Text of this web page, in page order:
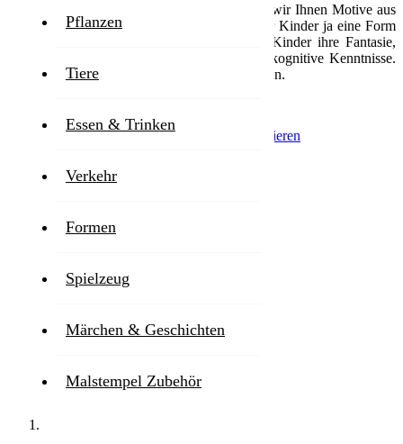
Pflanzen
Tiere
Essen & Trinken
Verkehr
Formen
Spielzeug
Märchen & Geschichten
Malstempel Zubehör
-Sortiment bieten wir Ihnen Motive aus
der Welt des Spielzeugs. Auch Malen stellt für Kinder ja eine Form
des Spielens dar. Durch Spielzeug entfalten Kinder ihre Fantasie,
entwickeln soziale Fähigkeiten und erweben kognitive Kenntnisse.
Es fördert die Kreativität und das Lernvermögen.
Sortierung
Absteigend sortieren